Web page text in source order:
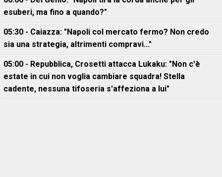
esuberi, ma fino a quando?"
05:30 - Caiazza: "Napoli col mercato fermo? Non credo
sia una strategia, altrimenti compravi..."
05:00 - Repubblica, Crosetti attacca Lukaku: "Non c'è
estate in cui non voglia cambiare squadra! Stella
cadente, nessuna tifoseria s'affeziona a lui"